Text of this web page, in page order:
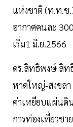
แห่งชาติ (ท.ท.ช
อากาศคนละ
เริ่ม1 มิ.ย.2566
ดร.สิทธิพงษ์ สิท
หาดใหญ่-สงขลา
ค่าเหยียบแผ่นดิ
การท่องเที่ยวช